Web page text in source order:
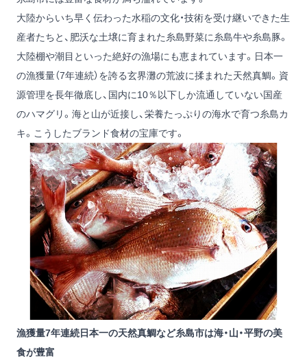
大陸からいち早く伝わった水稲の文化・技術を受け継いできた生
産者たちと、肥沃な土壌に育まれた糸島野菜に糸島牛や糸島豚。
大陸棚や潮目といった絶好の漁場にも恵まれています。日本一
の漁獲量（7年連続）を誇る玄界灘の荒波に揉まれた天然真鯛。資
源管理を長年徹底し、国内に10％以下しか流通していない国産
のハマグリ。海と山が近接し、栄養たっぷりの海水で育つ糸島カ
キ。こうしたブランド食材の宝庫です。
漁獲量7年連続日本一の天然真鯛など糸島市は海・山・平野の美
食が豊富